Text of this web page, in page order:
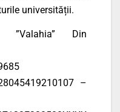
universității.
”Valahia” Din
–